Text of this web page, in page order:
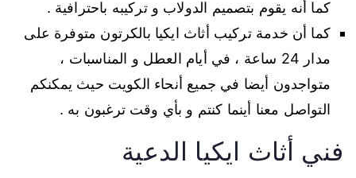
كما أنه يقوم بتصميم الدولاب و تركيبه باحترافية .
كما أن خدمة تركيب أثاث ايكيا بالكرتون متوفرة على
مدار 24 ساعة ، في أيام العطل و المناسبات ،
متواجدون أيضا في جميع أنحاء الكويت حيث يمكنكم
التواصل معنا أينما كنتم و بأي وقت ترغبون به .
فني أثاث ايكيا الدعية